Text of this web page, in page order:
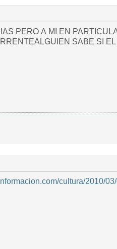
PERO A MI EN
SABE SI
cultura/2010/